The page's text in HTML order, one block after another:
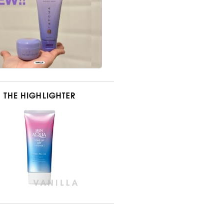
THE HIGHLIGHTER